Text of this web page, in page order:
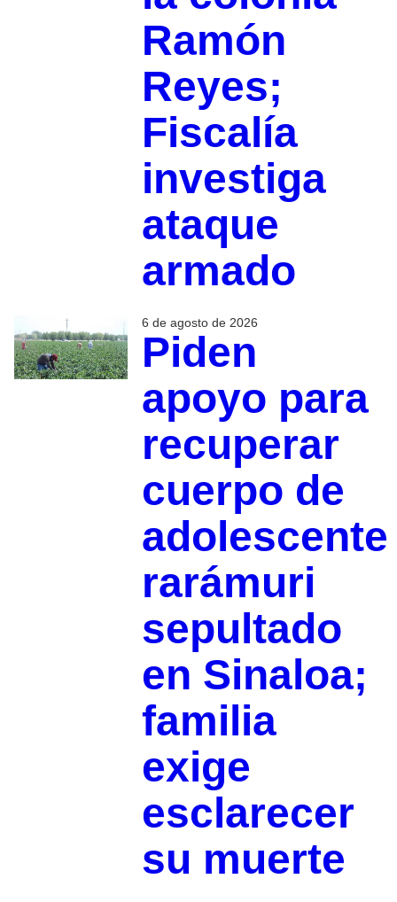
Ramón
Reyes;
Fiscalía
investiga
ataque
armado
6 de agosto de 2026
Piden
apoyo para
recuperar
cuerpo de
adolescente
rarámuri
sepultado
en Sinaloa;
familia
exige
esclarecer
su muerte